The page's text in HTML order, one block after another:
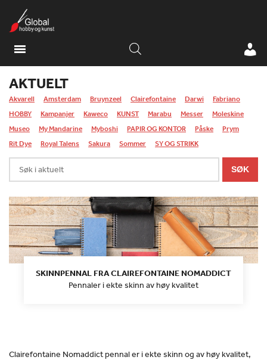
AKTUELT
Akvarell Amsterdam Bruynzeel Clairefontaine Darwi
Fabriano
HOBBY
Kampanjer Kaweco KUNST Marabu Messer
Moleskine
Museo
My Mandarine Myboshi PAPIR OG KONTOR Påske
Prym
Rit Dye
Royal Talens Sakura Sommer SY OG STRIKK
Søk
i
SØK
SKINNPENNAL FRA CLAIREFONTAINE NOMADDICT
Pennaler i ekte skinn av høy kvalitet
Clairefontaine Nomaddict pennal er i ekte skinn og av høy kvalitet,